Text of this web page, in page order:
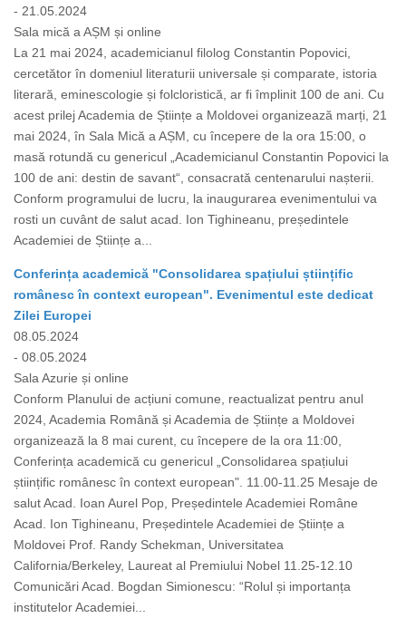
- 21.05.2024
Sala mică a AȘM și online
La 21 mai 2024, academicianul filolog Constantin Popovici,
cercetător în domeniul literaturii universale și comparate, istoria
literară, eminescologie și folcloristică, ar fi împlinit 100 de ani. Cu
acest prilej Academia de Științe a Moldovei organizează marți, 21
mai 2024, în Sala Mică a AȘM, cu începere de la ora 15:00, o
masă rotundă cu genericul „Academicianul Constantin Popovici la
100 de ani: destin de savant“, consacrată centenarului nașterii.
Conform programului de lucru, la inaugurarea evenimentului va
rosti un cuvânt de salut acad. Ion Tighineanu, președintele
Academiei de Științe a...
Conferința academică "Consolidarea spațiului științific
românesc în context european". Evenimentul este dedicat
Zilei Europei
08.05.2024
- 08.05.2024
Sala Azurie și online
Conform Planului de acțiuni comune, reactualizat pentru anul
2024, Academia Română și Academia de Științe a Moldovei
organizează la 8 mai curent, cu începere de la ora 11:00,
Conferința academică cu genericul „Consolidarea spațiului
științific românesc în context european". 11.00-11.25 Mesaje de
salut Acad. Ioan Aurel Pop, Președintele Academiei Române
Acad. Ion Tighineanu, Președintele Academiei de Științe a
Moldovei Prof. Randy Schekman, Universitatea
California/Berkeley, Laureat al Premiului Nobel 11.25-12.10
Comunicări Acad. Bogdan Simionescu: “Rolul și importanța
institutelor Academiei...